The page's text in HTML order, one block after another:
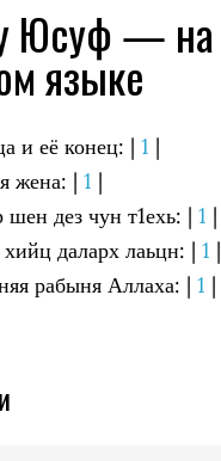
Юсуф — на
языке
и её конец: |1 |
жена: |1 |
шен дез чун т1ехь: |1 |
даларх лаьцн: |1 |
рабыня Аллаха: |1 |